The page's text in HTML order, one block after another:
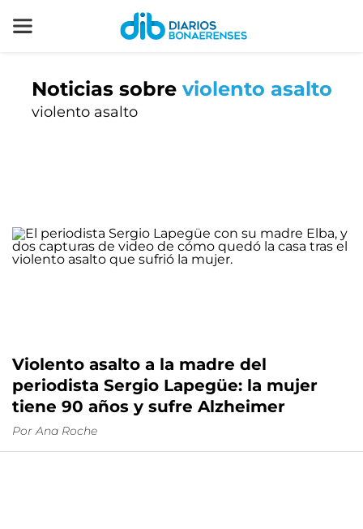
Noticias sobre violento asalto
violento asalto
Violento asalto a la madre del
periodista Sergio Lapegüe: la mujer
tiene 90 años y sufre Alzheimer
Por Ana Roche